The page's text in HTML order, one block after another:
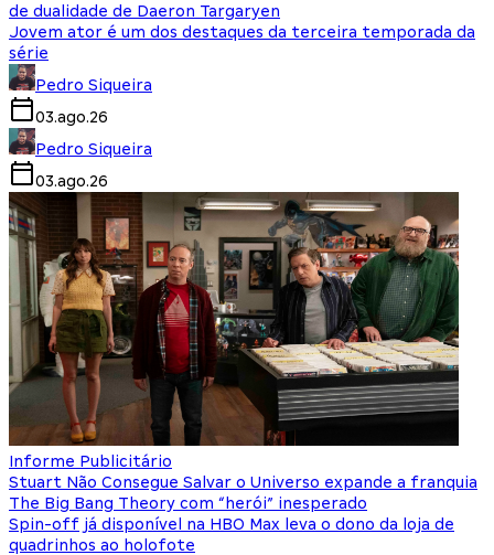
de dualidade de Daeron Targaryen
Jovem ator é um dos destaques da terceira temporada da
série
Pedro Siqueira
03.ago.26
Pedro Siqueira
03.ago.26
Informe Publicitário
Stuart Não Consegue Salvar o Universo expande a franquia
The Big Bang Theory com “herói” inesperado
Spin-off já disponível na HBO Max leva o dono da loja de
quadrinhos ao holofote